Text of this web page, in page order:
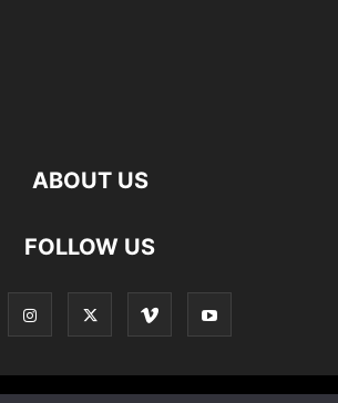
ABOUT US
FOLLOW US